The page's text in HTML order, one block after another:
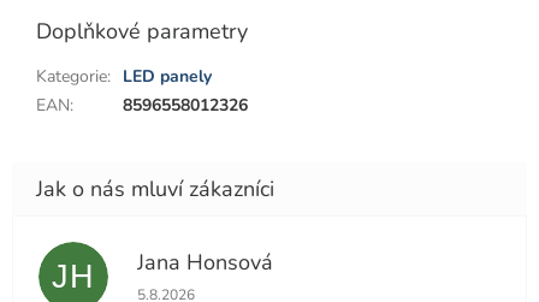
Doplňkové parametry
Kategorie: LED panely
EAN: 8596558012326
JH Jana Honsová
Hodnocení obchodu je 5 z 5 hvězdiček.
5.8.2026